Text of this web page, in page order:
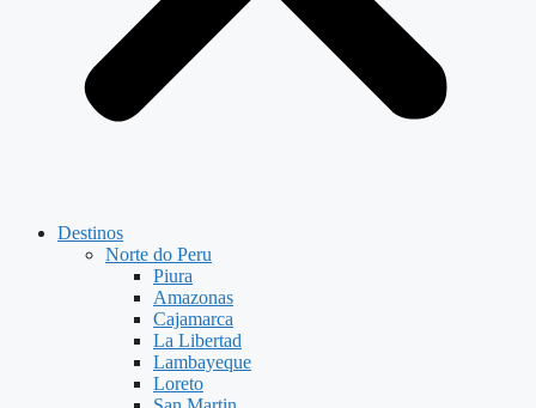
Destinos
Norte do Peru
Piura
Amazonas
Cajamarca
La Libertad
Lambayeque
Loreto